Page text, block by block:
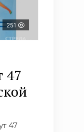
251
47
47